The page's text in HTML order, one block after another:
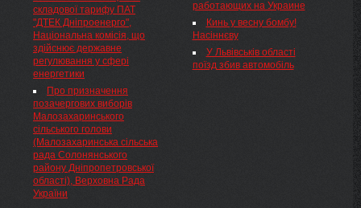
Васильовича, Бринцева Василя
Дмитровича, Вдовіченка Сергія
Леонідовича, Винокурова Сергія
Маркіяновича, Гультая
Михайла Мирославовича,
Запорожця Михайла
Петровича, Кампа Володимира
Михайловича, Колоса Михайла
Івановича, Лилака Дмитра
Дмитровича — доповідача,
Маркуш Марії Андріївни,
Овчаренка В’ячеслава
Андрійовича, Пасенюка
Олександра Михайловича,
Сергейчука Олега
Анатолійовича, Стецюка
складової тарифу ПАТ
"ДТЕК Дніпроенерго",
Національна комісія, що
здійснює державне
регулювання у сфері
енергетики
Про призначення
позачергових виборів
Малозахаринського
сільського голови
(Малозахаринська сільська
рада Солонянського
району Дніпропетровської
області), Верховна Рада
України
«ТВі».
работающих на Украине
Кинь у весну бомбу!
Насіннєву
У Львівськів області
поїзд збив автомобіль